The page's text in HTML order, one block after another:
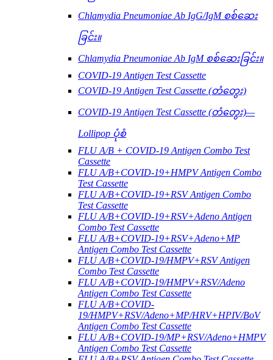
Chlamydia Pneumoniae Ab IgG/IgM စစ်ဆေး
ခြင်း။
Chlamydia Pneumoniae Ab IgM စစ်ဆေးခြင်း။
COVID-19 Antigen Test Cassette
COVID-19 Antigen Test Cassette (တံတွေး)
COVID-19 Antigen Test Cassette (တံတွေး)—
Lollipop ပုံစံ
FLU A/B + COVID-19 Antigen Combo Test
Cassette
FLU A/B+COVID-19+HMPV Antigen Combo
Test Cassette
FLU A/B+COVID-19+RSV Antigen Combo
Test Cassette
FLU A/B+COVID-19+RSV+Adeno Antigen
Combo Test Cassette
FLU A/B+COVID-19+RSV+Adeno+MP
Antigen Combo Test Cassette
FLU A/B+COVID-19/HMPV+RSV Antigen
Combo Test Cassette
FLU A/B+COVID-19/HMPV+RSV/Adeno
Antigen Combo Test Cassette
FLU A/B+COVID-
19/HMPV+RSV/Adeno+MP/HRV+HPIV/BoV
Antigen Combo Test Cassette
FLU A/B+COVID-19/MP+RSV/Adeno+HMPV
Antigen Combo Test Cassette